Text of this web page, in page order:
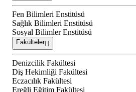
Fen Bilimleri Enstitüsü
Sağlık Bilimleri Enstitüsü
Sosyal Bilimler Enstitüsü
Fakülteler
Denizcilik Fakültesi
Diş Hekimliği Fakültesi
Eczacılık Fakültesi
Ereğli Eğitim Fakültesi